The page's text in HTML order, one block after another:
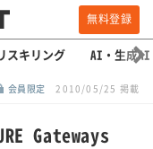
無料登録
スキリング AI・生成AI
会員限定 2010/05/25 掲載
Gateways